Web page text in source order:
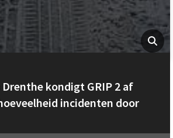
kondigt GRIP 2 af
incidenten door